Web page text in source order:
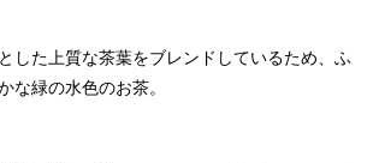
した上質な茶葉をブレンドしているため、ふ
な緑の水色のお茶。